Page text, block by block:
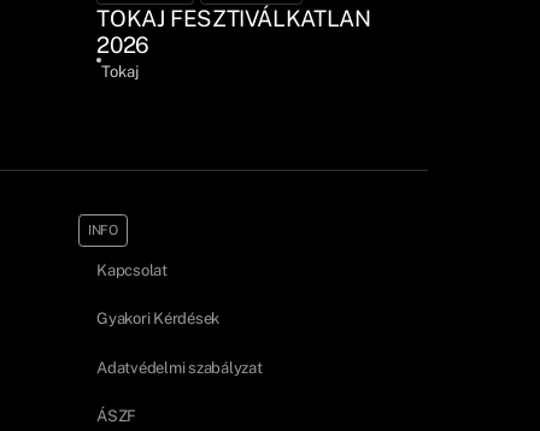
TOKAJ FESZTIVÁLKATLAN
2026
Tokaj
INFO
Kapcsolat
Gyakori Kérdések
Adatvédelmi szabályzat
ÁSZF